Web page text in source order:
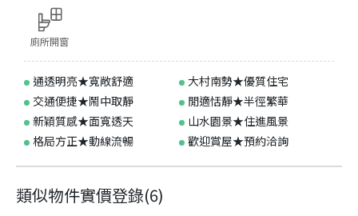
廁所開窗
通透明亮★寬敞舒適
大村南勢★優質住宅
交通便捷★鬧中取靜
閒適恬靜★半徑繁華
新穎質感★面寬透天
山水園景★住進風景
格局方正★動線流暢
歡迎賞屋★預約洽詢
類似物件實價登錄(6)